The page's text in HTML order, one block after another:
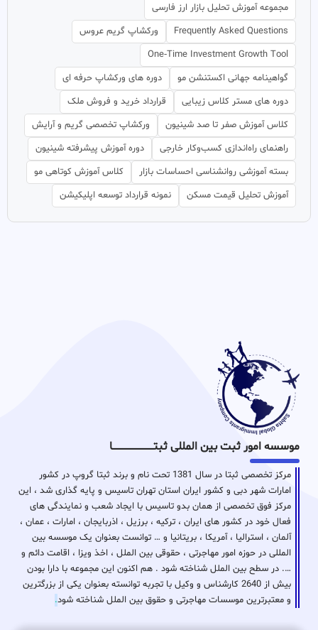
مجموعه آموزش تحلیل بازار ارز فارسی
Frequently Asked Questions
ورکشاپ گریم عروس
One‑Time Investment Growth Tool
گواهینامه جهانی اکستنشن مو
دوره های ورکشاپ حرفه ای
دوره های مستر کلاس زیبایی
قرارداد خرید و فروش ملک
کلاس آموزش صفر تا صد شینیون
ورکشاپ تخصصی گریم و آرایش
راهنمای راه‌اندازی کسب‌وکار خارجی
دوره آموزش پیشرفته شینیون
بسته آموزشی روانشناسی احساسات بازار
کلاس آموزش کوتاهی مو
آموزش تحلیل قیمت مسکن
نمونه قرارداد توسعه اپلیکیشن
موسسه امور ثبت بین المللی ثبتـــــــــــــــــــــــــــــا
مرکز تخصصی ثبتا در سال 1381 تحت نام و برند ثبتا گروپ در کشور
امارات شهر دبی و کشور ایران استان تهران تاسیس و پایه گذاری شد ، این
مرکز فوق تخصصی از همان بدو تاسیس با ایجاد شعب و نمایندگی های
فعال خود در کشور های ایران ، ترکیه ، برزیل ، اذربایجان ، امارات ، عمان ،
آلمان ، استرالیا ، آمریکا ، بریتانیا و … توانست بعنوان یک موسسه بین
المللی در حوزه امور مهاجرتی ، حقوقی بین الملل ، اخذ ویزا ، اقامت دائم و
…. در سطح بین الملل شناخته شود . هم اکنون این مجموعه با دارا بودن
بیش از 2640 کارشناس و وکیل با تجربه توانسته بعنوان یکی از بزرگترین
و معتبرترین موسسات مهاجرتی و حقوق بین الملل شناخته شود.